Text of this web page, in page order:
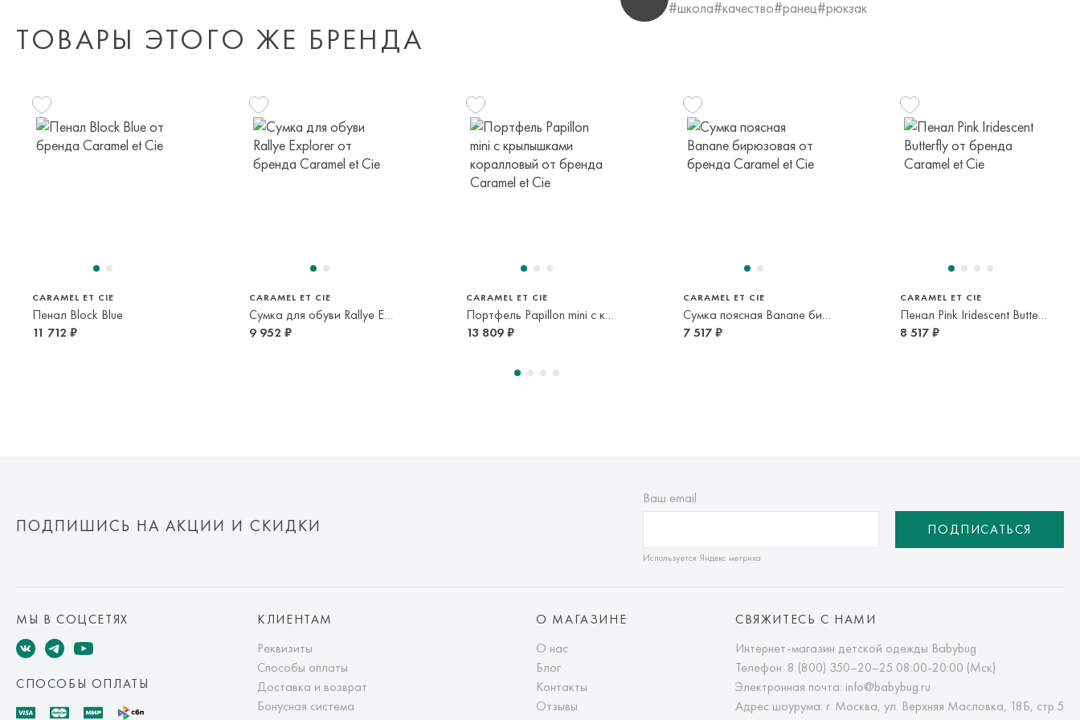
срок и по тарифам транспортной компании.
#школа#качество#ранец#рюкзак
ТОВАРЫ ЭТОГО ЖЕ БРЕНДА
CARAMEL ET CIE
Пенал Block Blue
11 712 ₽
CARAMEL ET CIE
Сумка для обуви Rallye Explorer
9 952 ₽
CARAMEL ET CIE
Портфель Papillon mini с крылышками коралловый
13 809 ₽
CARAMEL ET CIE
Сумка поясная Banane бирюзовая
7 517 ₽
CARAMEL ET CIE
Пенал Pink Iridescent Butterfly
8 517 ₽
ПОДПИШИСЬ НА АКЦИИ И СКИДКИ
Ваш email
Используется Яндекс метрика
ПОДПИСАТЬСЯ
МЫ В СОЦСЕТЯХ
СПОСОБЫ ОПЛАТЫ
КЛИЕНТАМ
Реквизиты
Способы оплаты
Доставка и возврат
Бонусная система
О МАГАЗИНЕ
О нас
Блог
Контакты
Отзывы
СВЯЖИТЕСЬ С НАМИ
Интернет-магазин детской одежды Babybug
Телефон: 8 (800) 350–20–25 08:00-20:00 (Мск)
Электронная почта: info@babybug.ru
Адрес шоурума: г. Москва, ул. Верхняя Масловка, 18Б, стр.5